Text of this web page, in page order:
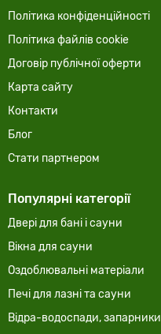
Політика конфіденційності
Політика файлів cookie
Договір публічної оферти
Карта сайту
Контакти
Блог
Стати партнером
Популярні категорії
Двері для бані і сауни
Вікна для сауни
Оздоблювальні матеріали
Печі для лазні та сауни
Відра-водоспади, запарники